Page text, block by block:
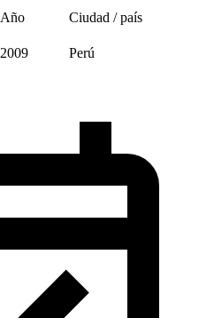
Año
Ciudad / país
2009 Perú